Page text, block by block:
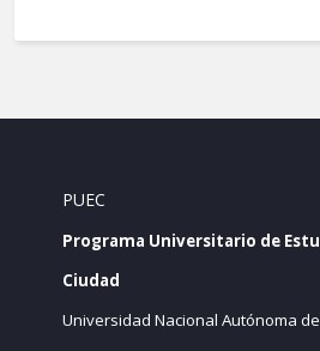
PUEC
Programa Universitario de
Ciudad
Universidad Nacional Autónoma